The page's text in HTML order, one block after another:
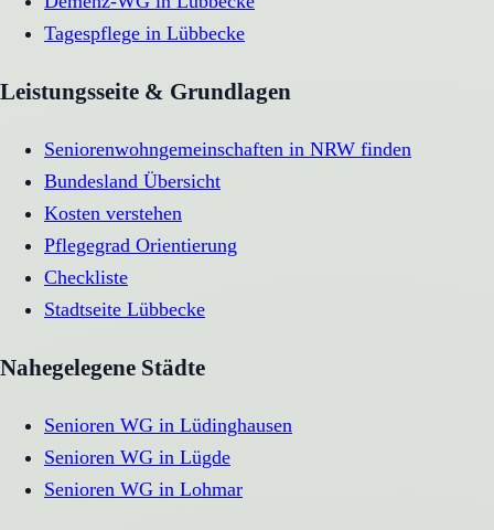
Tagespflege in Lübbecke
Leistungsseite & Grundlagen
Seniorenwohngemeinschaften in NRW finden
Bundesland Übersicht
Kosten verstehen
Pflegegrad Orientierung
Checkliste
Stadtseite Lübbecke
Nahegelegene Städte
Senioren WG in Lüdinghausen
Senioren WG in Lügde
Senioren WG in Lohmar